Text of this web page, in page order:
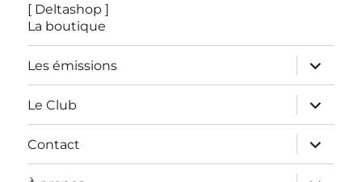
[ Deltashop ]
La boutique
Les émissions
ouvrir
le
sous-
menu
Le Club
ouvrir
le
sous-
menu
Contact
ouvrir
le
sous-
menu